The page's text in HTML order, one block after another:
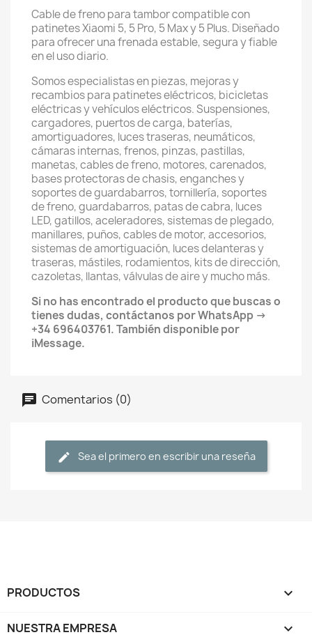
Cable de freno para tambor compatible con
patinetes Xiaomi 5, 5 Pro, 5 Max y 5 Plus. Diseñado
para ofrecer una frenada estable, segura y fiable
en el uso diario.
Somos especialistas en piezas, mejoras y
recambios para patinetes eléctricos, bicicletas
eléctricas y vehículos eléctricos. Suspensiones,
cargadores, puertos de carga, baterías,
amortiguadores, luces traseras, neumáticos,
cámaras internas, frenos, pinzas, pastillas,
manetas, cables de freno, motores, carenados,
bases protectoras de chasis, enganches y
soportes de guardabarros, tornillería, soportes
de freno, guardabarros, patas de cabra, luces
LED, gatillos, aceleradores, sistemas de plegado,
manillares, puños, cables de motor, accesorios,
sistemas de amortiguación, luces delanteras y
traseras, mástiles, rodamientos, kits de dirección,
cazoletas, llantas, válvulas de aire y mucho más.
Si no has encontrado el producto que buscas o
tienes dudas, contáctanos por WhatsApp →
+34 696403761. También disponible por
iMessage.
Comentarios (0)
Sea el primero en escribir una reseña
PRODUCTOS 
NUESTRA EMPRESA 